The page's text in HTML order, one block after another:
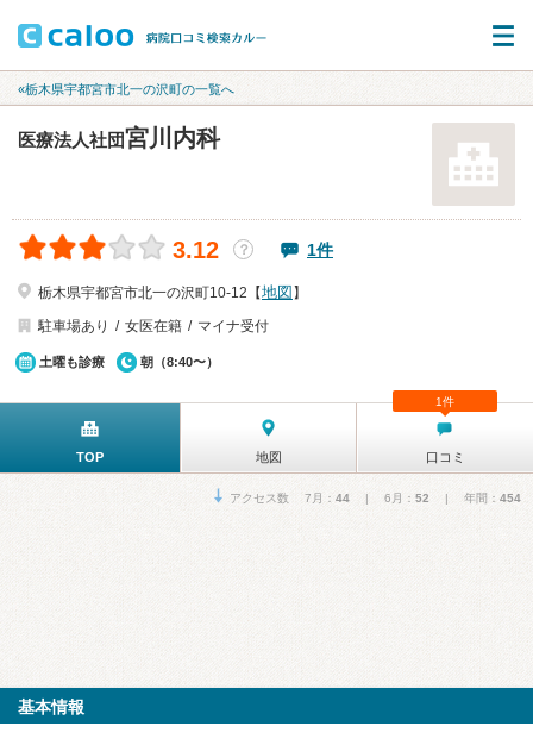
«栃木県宇都宮市北一の沢町の一覧へ
医療法人社団宮川内科
3.12 ？ 1件
栃木県宇都宮市北一の沢町10-12【地図 】
駐車場あり
女医在籍 マイナ受付
土曜も診療 朝（8:40〜）
TOP 地図 口コミ
1件
アクセス数 7月： 44 | 6月： 52 | 年間： 454
基本情報